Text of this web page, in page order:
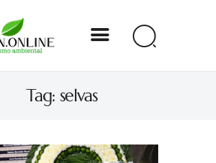
Tag: selvas
Evlyn Online
Periodismo para autogobernarse
Internacional